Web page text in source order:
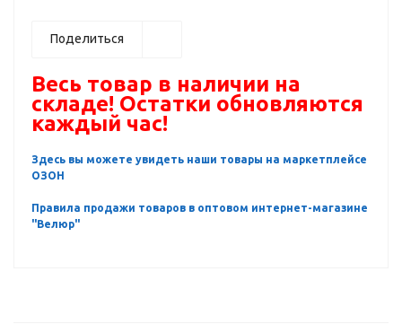
Поделиться
Весь товар в наличии на
складе! Остатки обновляются
каждый час!
Здесь вы можете увидеть наши товары на маркетплейсе
ОЗОН
Правила продажи товаров в оптовом интернет-магазине
"Велюр"